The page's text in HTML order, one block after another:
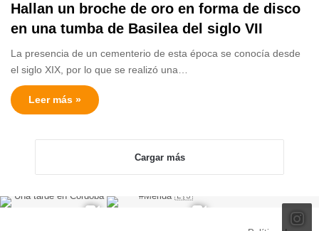
Hallan un broche de oro en forma de disco
en una tumba de Basilea del siglo VII
La presencia de un cementerio de esta época se conocía desde
el siglo XIX, por lo que se realizó una…
Leer más »
Cargar más